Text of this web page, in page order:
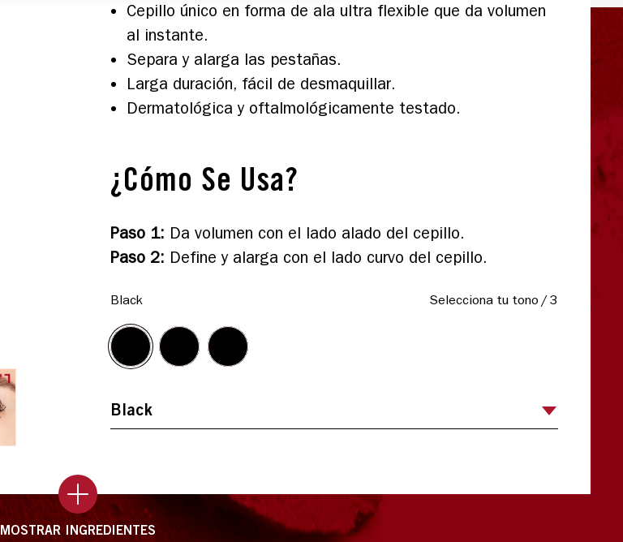
Cepillo único en forma de ala ultra flexible que da volumen
al instante.
Separa y alarga las pestañas.
Larga duración, fácil de desmaquillar.
Dermatológica y oftalmológicamente testado.
¿Cómo Se Usa?
Paso 1: Da volumen con el lado alado del cepillo.
Paso 2: Define y alarga con el lado curvo del cepillo.
Black Selecciona tu tono /3
MOSTRAR INGREDIENTES